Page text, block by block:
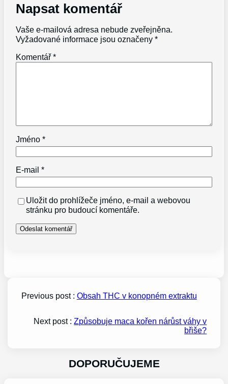
Napsat komentář
Vaše e-mailová adresa nebude zveřejněna.
Vyžadované informace jsou označeny*
Komentář*
Jméno*
E-mail*
Uložit do prohlížeče jméno, e-mail a webovou
stránku pro budoucí komentáře.
Previous post : Obsah THC v konopném extraktu
Next post :Způsobuje maca kořen nárůst váhy v
břiše?
DOPORUČUJEME